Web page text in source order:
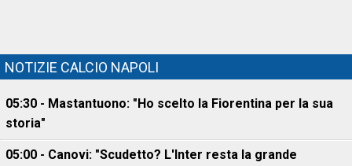
NOTIZIE CALCIO NAPOLI
05:30 - Mastantuono: "Ho scelto la Fiorentina per la sua
storia"
05:00 - Canovi: "Scudetto? L'Inter resta la grande